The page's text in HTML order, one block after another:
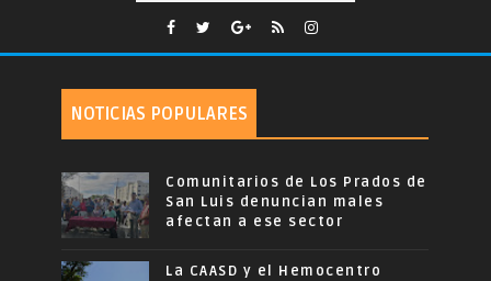
NOTICIAS POPULARES
Comunitarios de Los Prados de
San Luis denuncian males
afectan a ese sector
La CAASD y el Hemocentro